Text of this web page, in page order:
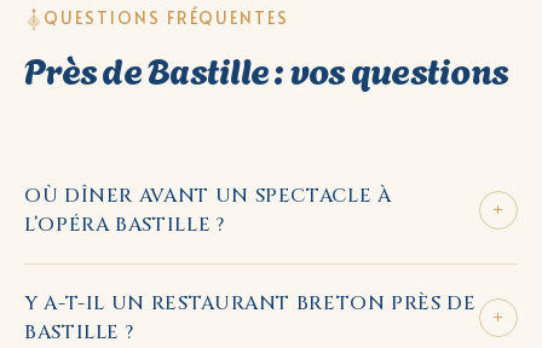
QUESTIONS FRÉQUENTES
Près de Bastille : vos questions
OÙ DÎNER AVANT UN SPECTACLE À
L’OPÉRA BASTILLE ?
+
Y A-T-IL UN RESTAURANT BRETON PRÈS DE
BASTILLE ?
+